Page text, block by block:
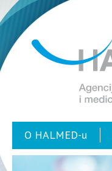
O HALMED-u